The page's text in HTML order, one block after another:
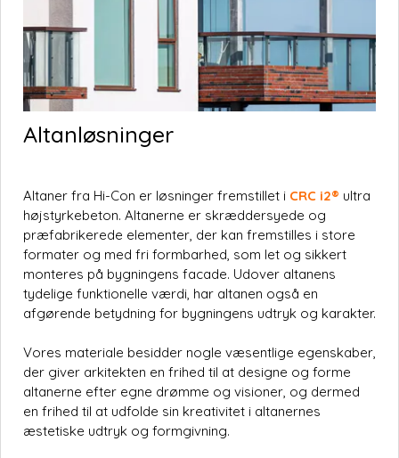
Altanløsninger
Altaner fra Hi-Con er løsninger fremstillet i CRC i2® ultra
højstyrkebeton. Altanerne er skræddersyede og
præfabrikerede elementer, der kan fremstilles i store
formater og med fri formbarhed, som let og sikkert
monteres på bygningens facade. Udover altanens
tydelige funktionelle værdi, har altanen også en
afgørende betydning for bygningens udtryk og karakter.
Vores materiale besidder nogle væsentlige egenskaber,
der giver arkitekten en frihed til at designe og forme
altanerne efter egne drømme og visioner, og dermed
en frihed til at udfolde sin kreativitet i altanernes
æstetiske udtryk og formgivning.